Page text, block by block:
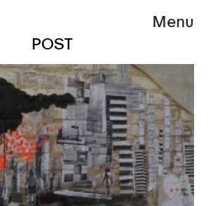
Menu
POST